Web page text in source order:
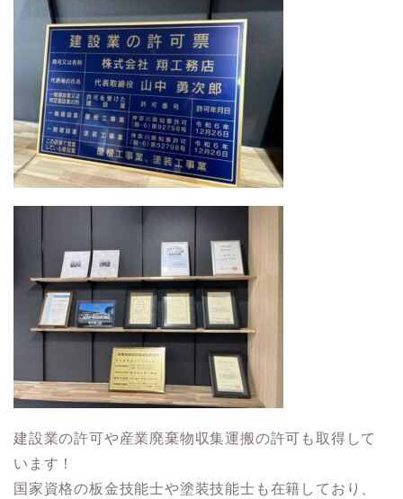
建設業の許可や産業廃棄物収集運搬の許可も取得して
います！
国家資格の板金技能士や塗装技能士も在籍しており、